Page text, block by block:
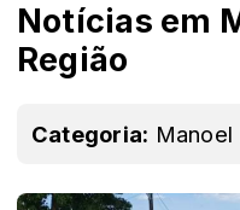
Notícias em
Região
Categoria: Manoel